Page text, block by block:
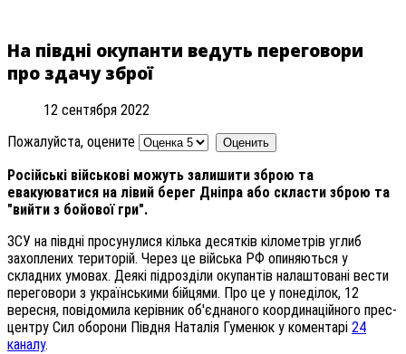
На півдні окупанти ведуть переговори
про здачу зброї
12 сентября 2022
Пожалуйста, оцените
Російські військові можуть залишити зброю та
евакуюватися на лівий берег Дніпра або скласти зброю та
"вийти з бойової гри".
ЗСУ на півдні просунулися кілька десятків кілометрів углиб
захоплених територій. Через це війська РФ опиняються у
складних умовах. Деякі підрозділи окупантів налаштовані вести
переговори з українськими бійцями. Про це у понеділок, 12
вересня, повідомила керівник об'єднаного координаційного прес-
центру Сил оборони Півдня Наталія Гуменюк у коментарі 24
каналу.